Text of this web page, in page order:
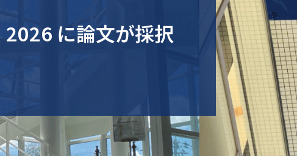
SIS in Numbers
Career Development
シェアードプログラム
IB for SIS students
クラブ活動
Entrance Examination Category
入試区分
Entrance Examination for
Returnees and Overseas
Entrance Examination for General
2026 に論文が採択